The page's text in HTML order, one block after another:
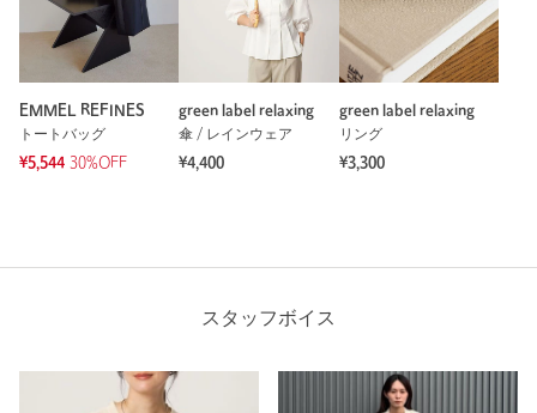
EMMEL REFINES
トートバッグ
¥5,544 30%OFF
green label relaxing
傘 / レインウェア
¥4,400
green label relaxing
リング
¥3,300
スタッフボイス